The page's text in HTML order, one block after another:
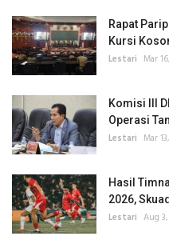
Rapat
Kursi
Lestari Mar
Komisi III
Operasi
Lestari Mar
Hasil
2026,
Lestari Aug